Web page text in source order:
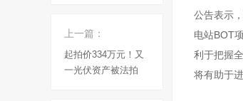
上一篇：
起拍价334万元！又
一光伏资产被法拍
公告表示
电站BOT
利于把握
将有助于